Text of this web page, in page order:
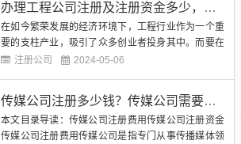
册资本。注册资本是公司的基本资金，是公司运营的
重要依据。对于10...
办理工程公司注册及注册资金多少，全面解析工程公司注册流程及资金需求
在如今繁荣发展的经济环境下，工程行业作为一个重
要的支柱产业，吸引了众多创业者投身其中。而要在
工程行业中立足，首要之务就是办理工程公司注册，
详细解析，帮助有意向的创业者更好地了解和准备。
（图片来源网络，侵删）办理...
注册公司 2024-05-06
传媒公司注册多少钱？传媒公司需要多少注册资金？
本文目录导读：传媒公司注册费用传媒公司注册资金
传媒公司注册费用传媒公司是指专门从事传播媒体领